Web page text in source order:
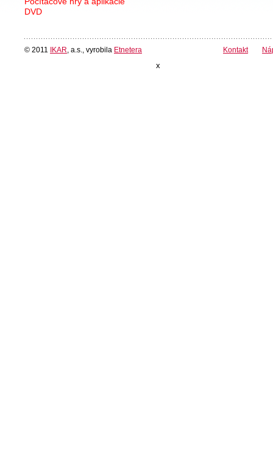
DVD
© 2011 IKAR , a.s., vyrobila Etnetera Kontakt
x